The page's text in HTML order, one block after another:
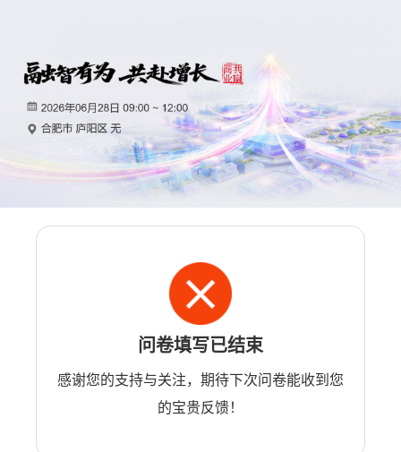
问卷填写已结束
感谢您的支持与关注，期待下次问卷能收到您
的宝贵反馈！